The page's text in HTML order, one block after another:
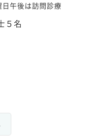
午後は訪問診療
５名